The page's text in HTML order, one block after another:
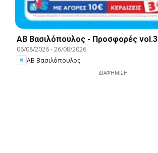
ΑΒ Βασιλόπουλος - Προσφορές vol.3
06/08/2026-26/08/2026
ΑΒ Βασιλόπουλος
ΔΙΑΦΉΜΙΣΗ